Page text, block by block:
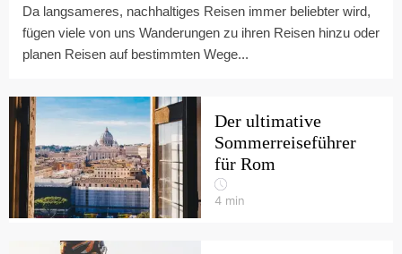
Da langsameres, nachhaltiges Reisen immer beliebter wird,
fügen viele von uns Wanderungen zu ihren Reisen hinzu oder
planen Reisen auf bestimmten Wege...
Der ultimative
Sommerreiseführer
für Rom
4 min